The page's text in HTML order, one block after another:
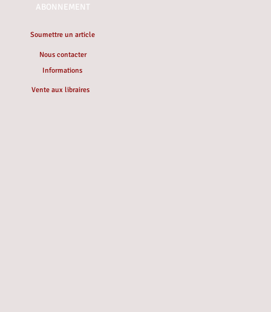
ABONNEMENT
Soumettre un article
Nous contacter
Informations
Vente aux libraires